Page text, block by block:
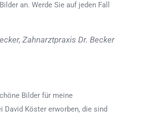
an. Werde Sie auf jeden Fall
Zahnarztpraxis Dr. Becker
Bilder für meine
David Köster erworben, die sind